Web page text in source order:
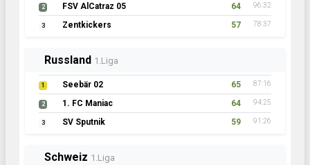
2 FSV AlCatraz 05 64 96:32
3 Zentkickers 57 78:37
Russland 1.Liga
1 Seebär 02 65 87:16
2 1. FC Maniac 64 94:25
3 SV Sputnik 59 91:26
Schweiz 1.Liga